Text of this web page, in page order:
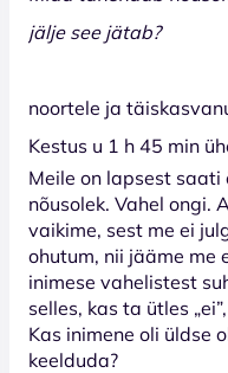
jälje see jätab?
noortele ja
Kestus u 1 h 45 min
Meile on lapsest
nõusolek. Vahel ongi.
vaikime, sest me ei
ohutum, nii jääme me
inimese vahelistest
selles, kas ta ütles
Kas inimene oli üldse
keelduda?